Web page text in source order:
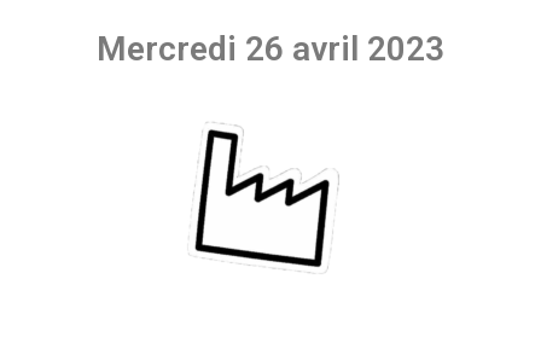
Mercredi 26 avril 2023